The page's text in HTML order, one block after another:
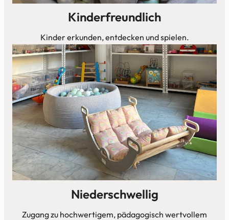
Kinderfreundlich
Kinder erkunden, entdecken und spielen.
Niederschwellig
Zugang zu hochwertigem, pädagogisch wertvollem